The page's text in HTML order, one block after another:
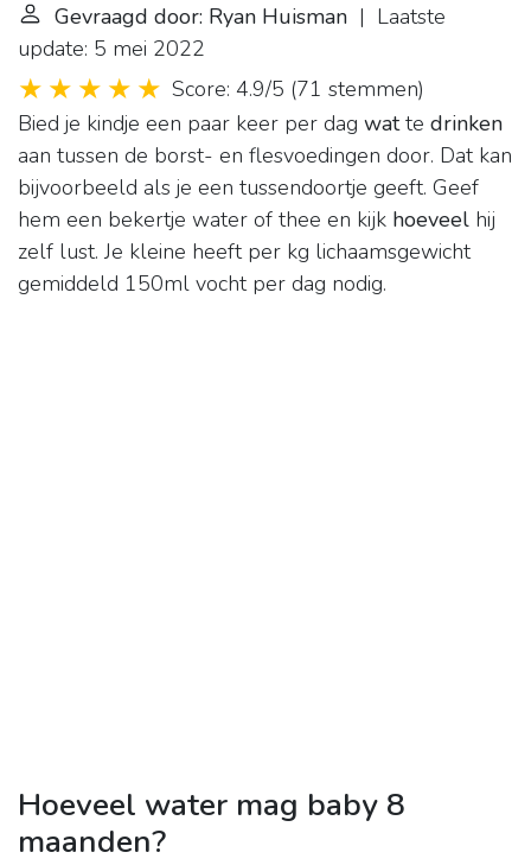
Gevraagd door: Ryan Huisman | Laatste
update: 5 mei 2022
Score: 4.9/5 (71 stemmen)
Bied je kindje een paar keer per dag watte drinken
aan tussen de borst- en flesvoedingen door. Dat kan
bijvoorbeeld als je een tussendoortje geeft. Geef
hem een bekertje water of thee en kijk hoeveel hij
zelf lust. Je kleine heeft per kg lichaamsgewicht
gemiddeld 150ml vocht per dag nodig.
Hoeveel water mag baby 8
maanden?